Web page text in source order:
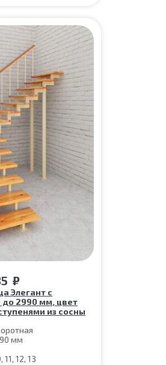
25 лет
₽
Элегант с
до 2990 мм, цвет
из сосны
мм
11, 12, 13